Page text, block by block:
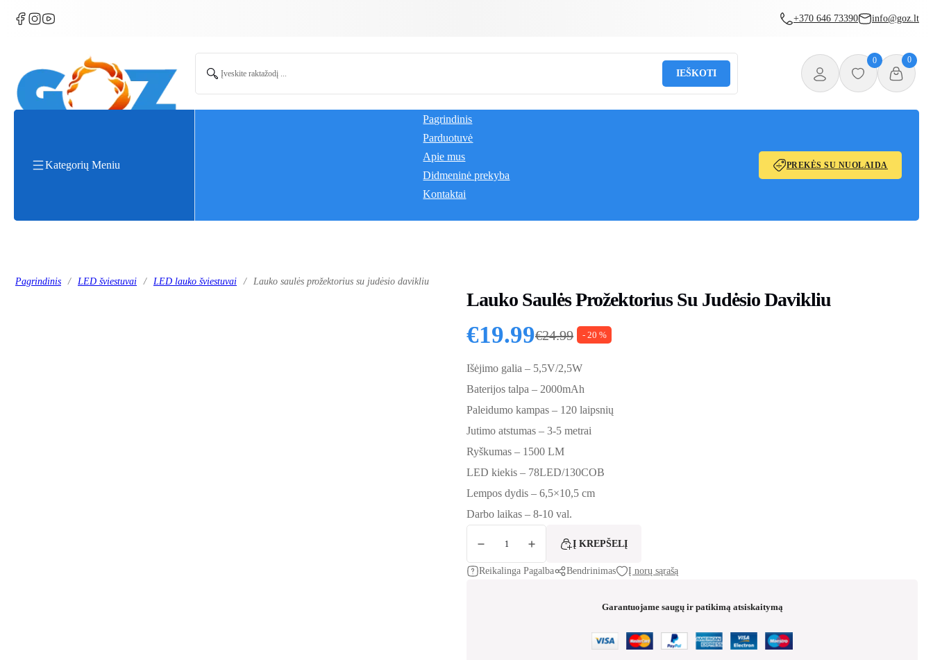
+370 646 73390 info@goz.lt
Search ... IEŠKOTI
0 0
Kategorių Meniu
Pagrindinis
Parduotuvė
Apie mus
Didmeninė prekyba
Kontaktai
PREKĖS SU NUOLAIDA
Pagrindinis / LED šviestuvai / LED lauko šviestuvai / Lauko saulės prožektorius su judėsio davikliu
Lauko Saulės Prožektorius Su Judėsio Davikliu
€24.99
Original price was: €24.99.
€19.99
Current price is: €19.99.
- 20 %
Išėjimo galia – 5,5V/2,5W
Baterijos talpa – 2000mAh
Paleidumo kampas – 120 laipsnių
Jutimo atstumas – 3-5 metrai
Ryškumas – 1500 LM
LED kiekis – 78LED/130COB
Lempos dydis – 6,5×10,5 cm
Darbo laikas – 8-10 val.
Į KREPŠELĮ
Reikalinga Pagalba Bendrinimas Į norų sąrašą
Garantuojame saugų ir patikimą atsiskaitymą